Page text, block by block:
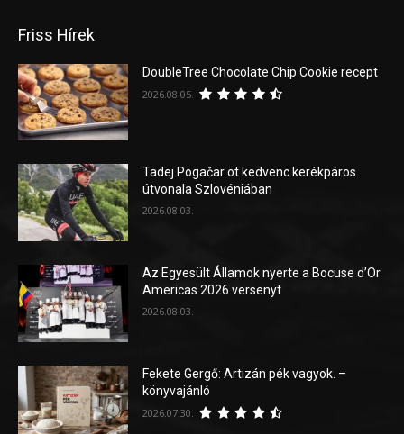
Friss Hírek
DoubleTree Chocolate Chip Cookie recept
2026.08.05.
Tadej Pogačar öt kedvenc kerékpáros
útvonala Szlovéniában
2026.08.03.
Az Egyesült Államok nyerte a Bocuse d’Or
Americas 2026 versenyt
2026.08.03.
Fekete Gergő: Artizán pék vagyok. –
könyvajánló
2026.07.30.